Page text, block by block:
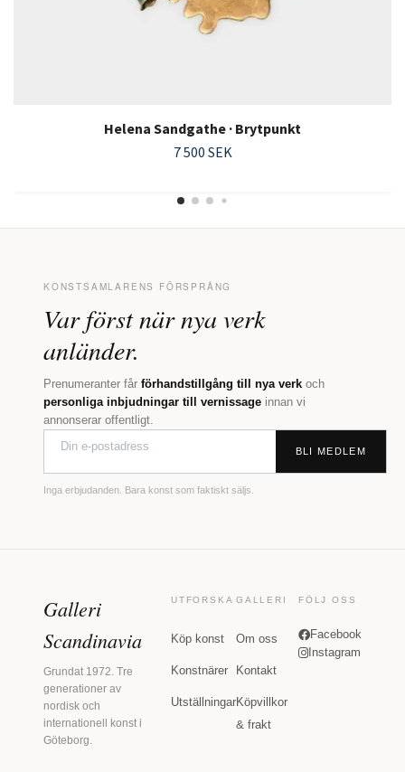
Helena Sandgathe · Brytpunkt
7 500 SEK
KONSTSAMLARENS FÖRSPRÅNG
Var först när nya verk
anländer.
Prenumeranter får förhandstillgång till nya verk och
personliga inbjudningar till vernissage innan vi
annonserar offentligt.
BLI MEDLEM
Inga erbjudanden. Bara konst som faktiskt säljs.
Galleri
Scandinavia
Grundat 1972. Tre
generationer av
nordisk och
internationell konst i
Göteborg.
UTFORSKA
Köp konst
Konstnärer
Utställningar
GALLERI
Om oss
Kontakt
Köpvillkor
& frakt
FÖLJ OSS
Facebook
Instagram